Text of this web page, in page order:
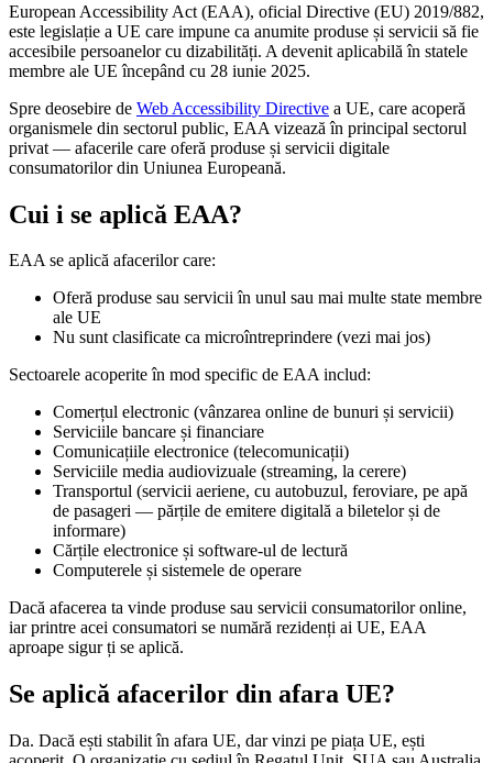
European Accessibility Act (EAA), oficial Directive (EU) 2019/882,
este legislație a UE care impune ca anumite produse și servicii să fie
accesibile persoanelor cu dizabilități. A devenit aplicabilă în statele
membre ale UE începând cu 28 iunie 2025.
Spre deosebire de Web Accessibility Directive a UE, care acoperă
organismele din sectorul public, EAA vizează în principal sectorul
privat — afacerile care oferă produse și servicii digitale
consumatorilor din Uniunea Europeană.
Cui i se aplică EAA?
EAA se aplică afacerilor care:
Oferă produse sau servicii în unul sau mai multe state membre
ale UE
Nu sunt clasificate ca microîntreprindere (vezi mai jos)
Sectoarele acoperite în mod specific de EAA includ:
Comerțul electronic (vânzarea online de bunuri și servicii)
Serviciile bancare și financiare
Comunicațiile electronice (telecomunicații)
Serviciile media audiovizuale (streaming, la cerere)
Transportul (servicii aeriene, cu autobuzul, feroviare, pe apă
de pasageri — părțile de emitere digitală a biletelor și de
informare)
Cărțile electronice și software-ul de lectură
Computerele și sistemele de operare
Dacă afacerea ta vinde produse sau servicii consumatorilor online,
iar printre acei consumatori se numără rezidenți ai UE, EAA
aproape sigur ți se aplică.
Se aplică afacerilor din afara UE?
Da. Dacă ești stabilit în afara UE, dar vinzi pe piața UE, ești